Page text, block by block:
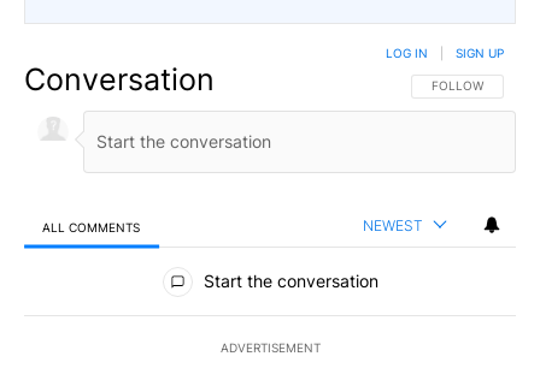
Conversation FOLLOW THIS
FOLLOW
LOG IN SIGN UP
ALL COMMENTS NEWEST
All Comments
Start the conversation
ADVERTISEMENT